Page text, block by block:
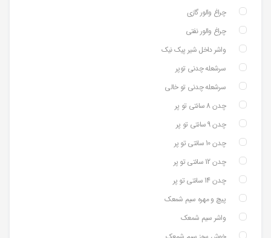
چراغ والور گازی
چراغ والور نفتی
واشر داخل شیر پیک نیک
سرشعله چدنی توپر
سرشعله چدنی تو خالی
چدن 8 سانتی تو پر
چدن 9 سانتی تو پر
چدن 10 سانتی تو پر
چدن 12 سانتی تو پر
چدن 14 سانتی تو پر
پیچ و مهره سیم شمعک
واشر سیم شمعک